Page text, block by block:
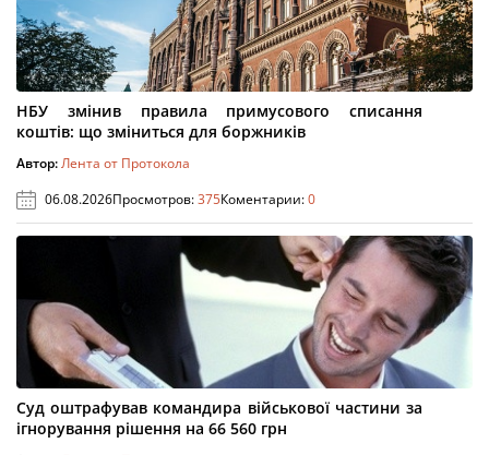
НБУ змінив правила примусового списання
коштів: що зміниться для боржників
Автор:Лента от Протокола
06.08.2026Просмотров:375Коментарии:0
Суд оштрафував командира військової частини за
ігнорування рішення на 66 560 грн